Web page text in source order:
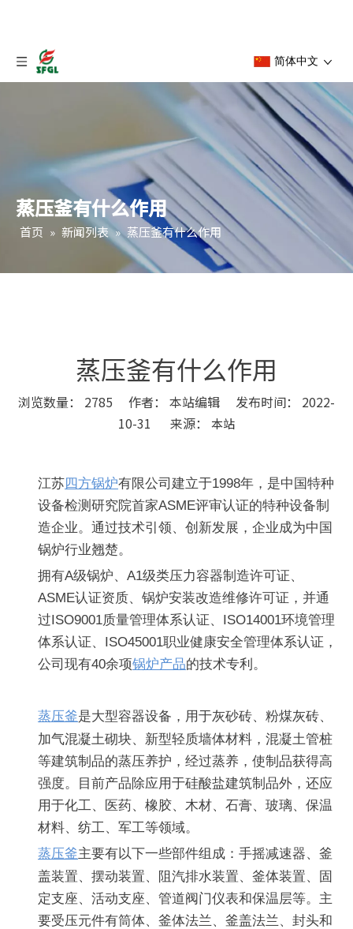
简体中文
蒸压釜有什么作用
首页 » 新闻列表 » 蒸压釜有什么作用
蒸压釜有什么作用
浏览数量： 2785 作者： 本站编辑 发布时间： 2022-
10-31 来源： 本站
江苏四方锅炉有限公司建立于1998年，是中国特种
设备检测研究院首家ASME评审认证的特种设备制
造企业。通过技术引领、创新发展，企业成为中国
锅炉行业翘楚。
拥有A级锅炉、A1级类压力容器制造许可证、
ASME认证资质、锅炉安装改造维修许可证，并通
过ISO9001质量管理体系认证、ISO14001环境管理
体系认证、ISO45001职业健康安全管理体系认证，
公司现有40余项锅炉产品的技术专利。
蒸压釜是大型容器设备，用于灰砂砖、粉煤灰砖、
加气混凝土砌块、新型轻质墙体材料，混凝土管桩
等建筑制品的蒸压养护，经过蒸养，使制品获得高
强度。目前产品除应用于硅酸盐建筑制品外，还应
用于化工、医药、橡胶、木材、石膏、玻璃、保温
材料、纺工、军工等领域。
蒸压釜主要有以下一些部件组成：手摇减速器、釜
盖装置、摆动装置、阻汽排水装置、釜体装置、固
定支座、活动支座、管道阀门仪表和保温层等。主
要受压元件有筒体、釜体法兰、釜盖法兰、封头和